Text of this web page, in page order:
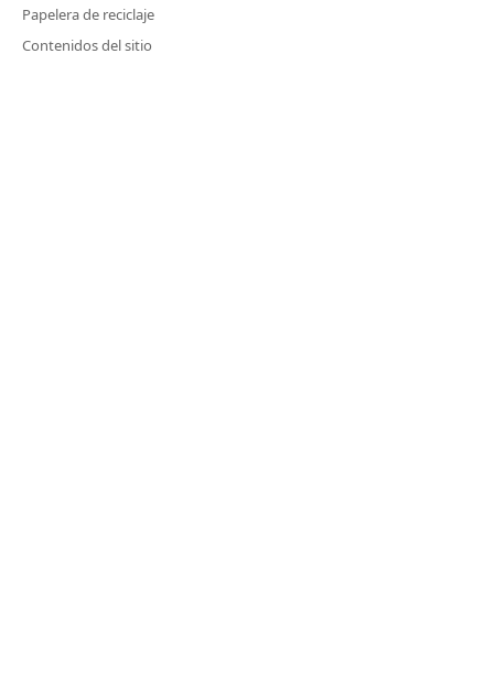
Papelera de reciclaje
Contenidos del sitio